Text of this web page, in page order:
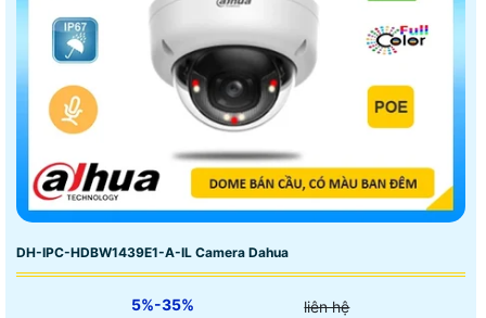
DH-IPC-HDBW1439E1-A-IL Camera Dahua
5%-35% liên hệ